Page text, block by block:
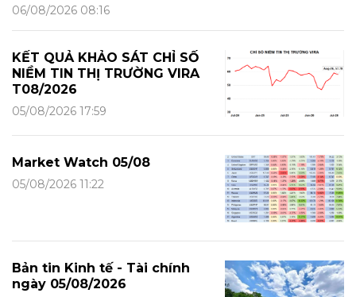
06/08/2026 08:16
KẾT QUẢ KHẢO SÁT CHỈ SỐ
NIỀM TIN THỊ TRƯỜNG VIRA
T08/2026
05/08/2026 17:59
Market Watch 05/08
05/08/2026 11:22
Bản tin Kinh tế - Tài chính
ngày 05/08/2026